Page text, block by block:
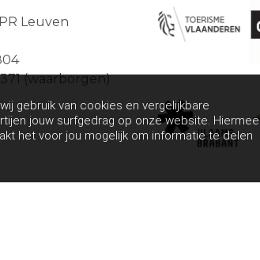
Leuven
(waarborgen)
gebruik van cookies en vergelijkbare
jouw surfgedrag op onze website. Hiermee
het voor jou mogelijk om informatie te delen